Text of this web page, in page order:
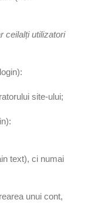
utilizatori
site-ului;
text), ci numai
unui cont,